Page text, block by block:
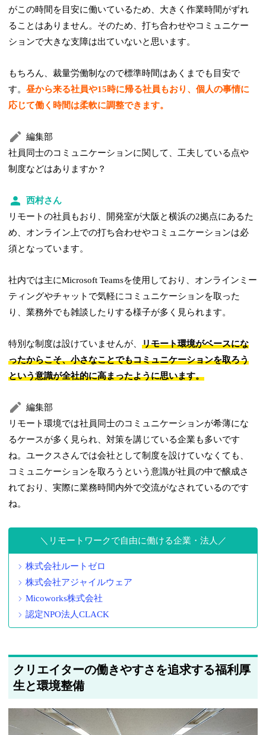
がこの時間を目安に働いているため、大きく作業時間がずれ
ることはありません。そのため、打ち合わせやコミュニケー
ションで大きな支障は出ていないと思います。
もちろん、裁量労働制なので標準時間はあくまでも目安で
す。昼から来る社員や15時に帰る社員もおり、個人の事情に
応じて働く時間は柔軟に調整できます。
編集部
社員同士のコミュニケーションに関して、工夫している点や
制度などはありますか？
西村さん
リモートの社員もおり、開発室が大阪と横浜の2拠点にあるた
め、オンライン上での打ち合わせやコミュニケーションは必
須となっています。
社内では主にMicrosoft Teamsを使用しており、オンラインミー
ティングやチャットで気軽にコミュニケーションを取った
り、業務外でも雑談したりする様子が多く見られます。
特別な制度は設けていませんが、リモート環境がベースにな
ったからこそ、小さなことでもコミュニケーションを取ろう
という意識が全社的に高まったように思います。
編集部
リモート環境では社員同士のコミュニケーションが希薄にな
るケースが多く見られ、対策を講じている企業も多いです
ね。ユークスさんでは会社として制度を設けていなくても、
コミュニケーションを取ろうという意識が社員の中で醸成さ
れており、実際に業務時間内外で交流がなされているのです
ね。
リモートワークで自由に働ける企業・法人
株式会社ルートゼロ
株式会社アジャイルウェア
Micoworks株式会社
認定NPO法人CLACK
クリエイターの働きやすさを追求する福利厚
生と環境整備